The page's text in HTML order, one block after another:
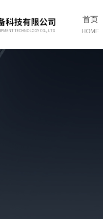
首页
HOME